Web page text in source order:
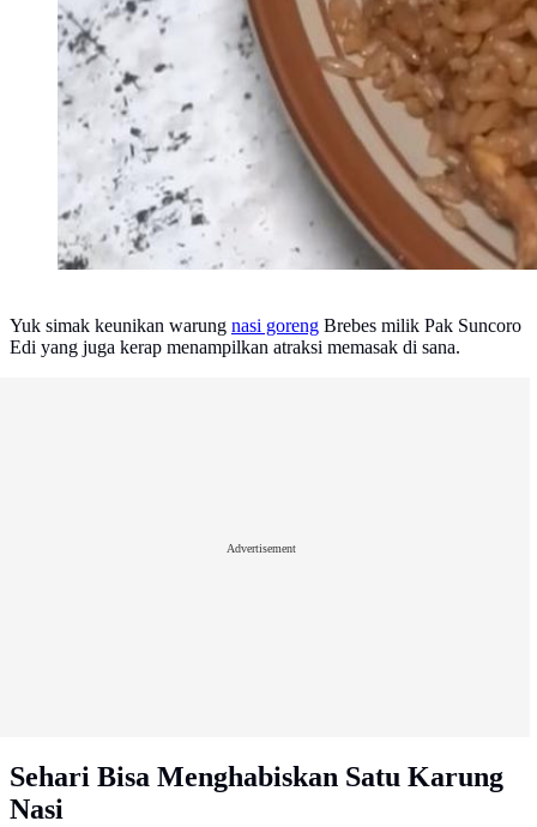
Yuk simak keunikan warung nasi goreng Brebes milik Pak Suncoro
Edi yang juga kerap menampilkan atraksi memasak di sana.
Advertisement
Sehari Bisa Menghabiskan Satu Karung
Nasi